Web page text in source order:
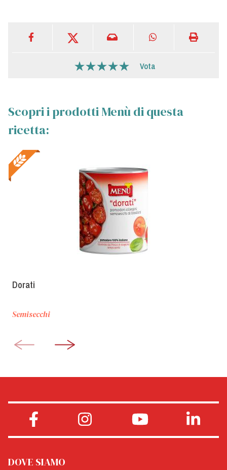
Vota
Scopri i prodotti Menù di questa
ricetta:
Dorati
Semisecchi
DOVE SIAMO